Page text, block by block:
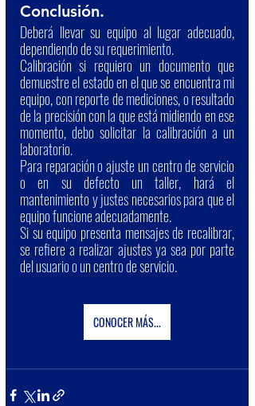
Conclusión.
Deberá llevar su equipo al lugar adecuado,
dependiendo de su requerimiento.
Calibración si requiero un documento que
demuestre el estado en el que se encuentra mi
equipo, con reporte de mediciones, o resultado
de la precisión con la que está midiendo en ese
momento, debo solicitar la calibración a un
laboratorio.
Para reparación o ajuste un centro de servicio
o en su defecto un taller, hará el
mantenimiento y justes necesarios para que el
equipo funcione adecuadamente.
Si su equipo presenta mensajes de recalibrar,
se refiere a realizar ajustes ya sea por parte
del usuario o un centro de servicio.
CONOCER MÁS...